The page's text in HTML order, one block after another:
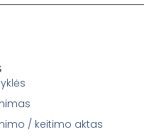
/ keitimo aktas